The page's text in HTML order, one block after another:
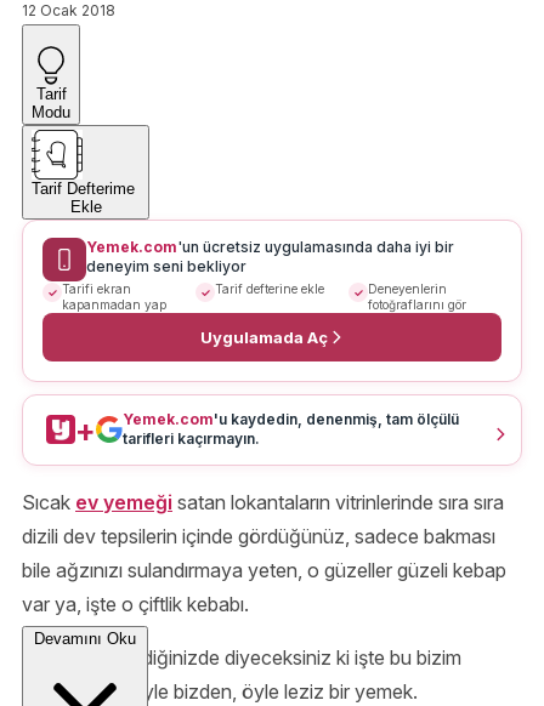
12 Ocak 2018
Tarif
Modu
Tarif Defterime
Ekle
Yemek.com'un ücretsiz uygulamasında daha iyi bir
deneyim seni bekliyor
Tarifi ekran
kapanmadan yap
Tarif defterine ekle
Deneyenlerin
fotoğraflarını gör
Uygulamada Aç
+ Yemek.com'u kaydedin, denenmiş, tam ölçülü
tarifleri kaçırmayın.
Sıcak ev yemeği satan lokantaların vitrinlerinde sıra sıra
dizili dev tepsilerin içinde gördüğünüz, sadece bakması
bile ağzınızı sulandırmaya yeten, o güzeller güzeli kebap
var ya, işte o çiftlik kebabı.
Bu yemeği yediğinizde diyeceksiniz ki işte bu bizim
mutfağımız. Öyle bizden, öyle leziz bir yemek.
Devamını Oku